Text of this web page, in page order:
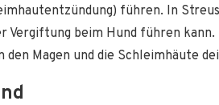
führen. In
Vergiftung beim Hund führen
den Magen und die Schleimhäute